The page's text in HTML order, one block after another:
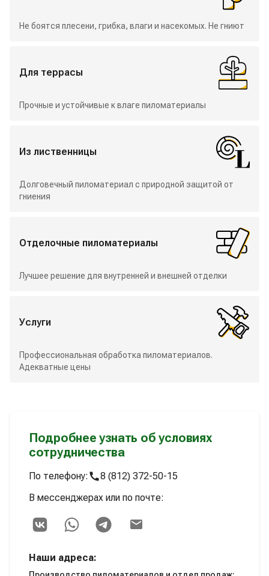
Не боятся плесени, грибка, влаги и насекомых. Не гниют
Для террасы
Прочные и устойчивые к влаге пиломатериалы
Из лиственницы
Долговечный пиломатериал с природной защитой от
гниения
Отделочные пиломатериалы
Лучшее решение для внутренней и внешней отделки
Услуги
Профессиональная обработка пиломатериалов.
Адекватные цены
Подробнее узнать об условиях
сотрудничества
По телефону:
8 (812) 372-50-15
В мессенджерах или по почте:
Наши адреса: